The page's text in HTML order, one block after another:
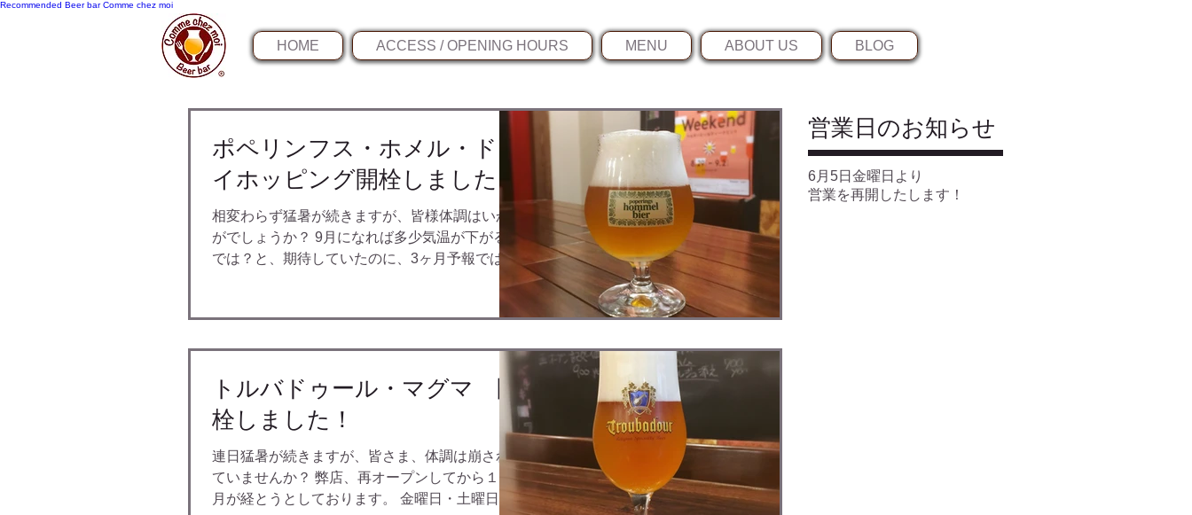
Recommended Beer bar Comme chez moi
HOME ACCESS / OPENING HOURS MENU ABOUT US BLOG
ポペリンフス・ホメル・ドラ
イホッピング開栓しました！
相変わらず猛暑が続きますが、皆様体調はいか
がでしょうか？ 9月になれば多少気温が下がるの
では？と、期待していたのに、3ヶ月予報ではま
うは娘の夏休みも残り1週間となり、少し気分的
に楽になりそうです！...
トルバドゥール・マグマ 開
栓しました！
連日猛暑が続きますが、皆さま、体調は崩され
ていませんか？ 弊店、再オープンしてから１ヶ
月が経とうとしております。 金曜日・土曜日の
​営業日のお知らせ
6月5日金曜日より
営業を再開したします！